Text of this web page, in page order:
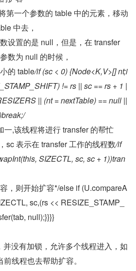
第一个参数的 table 中的元素，移动
中去，
设置的是 null，但是，在 transfer
数为 null 的时候，
的 table/if (sc < 0) {Node<K,V>[] nt;i
!= rs || sc == rs + 1 |
|| (nt = nextTable) == null ||
一,该线程将进行 transfer 的帮忙
sc 表示在 transfer 工作的线程数/if
SIZECTL, sc, sc + 1))tran
，则开始扩容*/else if (U.compareA
sc,(rs << RESIZE_STAMP_
null);}}}}
没有加锁，允许多个线程进入，如
线程也去帮助扩容。